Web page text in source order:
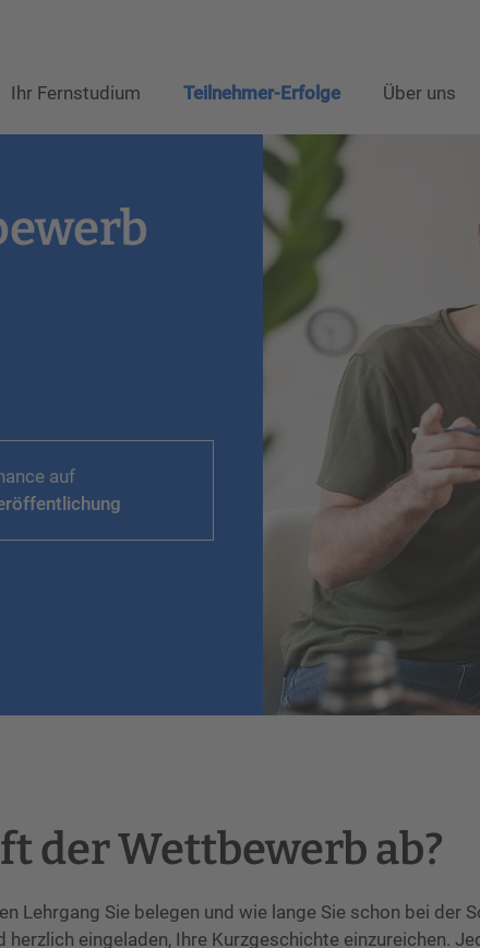
Ihr Fernstudium Teilnehmer-Erfolge Über uns
auf
der Wettbewerb ab?
Lehrgang Sie belegen und wie lange Sie schon bei der
herzlich eingeladen, Ihre Kurzgeschichte einzureichen.